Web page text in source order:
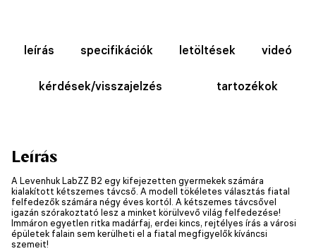
leírás specifikációk letöltések videó
kérdések/visszajelzés tartozékok
Leírás
A Levenhuk LabZZ B2 egy kifejezetten gyermekek számára
kialakított kétszemes távcső. A modell tökéletes választás fiatal
felfedezők számára négy éves kortól. A kétszemes távcsővel
igazán szórakoztató lesz a minket körülvevő világ felfedezése!
Immáron egyetlen ritka madárfaj, erdei kincs, rejtélyes írás a városi
épületek falain sem kerülheti el a fiatal megfigyelők kíváncsi
szemeit!